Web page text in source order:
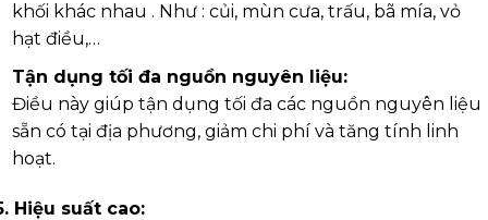
khối khác nhau . Như : củi, mùn cưa, trấu, bã mía, vỏ
hạt điều,…
Tận dụng tối đa nguồn nguyên liệu:
Điều này giúp tận dụng tối đa các nguồn nguyên liệu
sẵn có tại địa phương, giảm chi phí và tăng tính linh
hoạt.
Hiệu suất cao: